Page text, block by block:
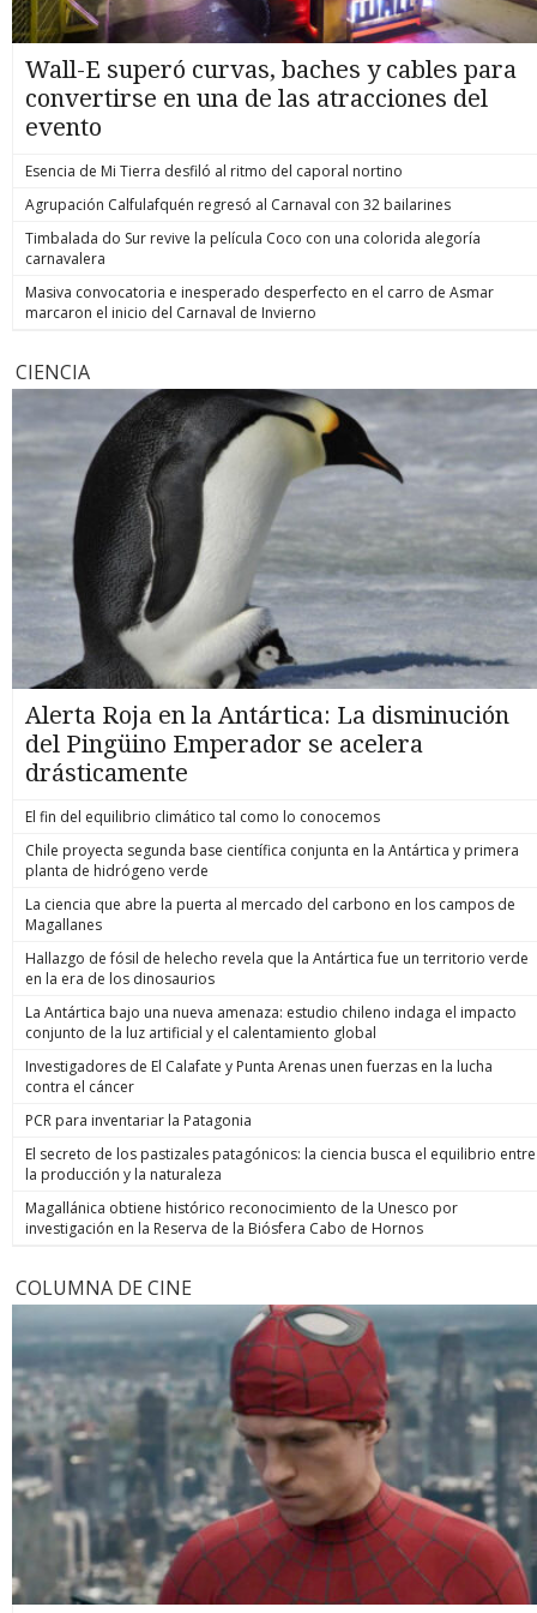
Wall-E superó curvas, baches y cables para
convertirse en una de las atracciones del
evento
Esencia de Mi Tierra desfiló al ritmo del caporal nortino
Agrupación Calfulafquén regresó al Carnaval con 32 bailarines
Timbalada do Sur revive la película Coco con una colorida alegoría
carnavalera
Masiva convocatoria e inesperado desperfecto en el carro de Asmar
marcaron el inicio del Carnaval de Invierno
CIENCIA
Alerta Roja en la Antártica: La disminución
del Pingüino Emperador se acelera
drásticamente
El fin del equilibrio climático tal como lo conocemos
Chile proyecta segunda base científica conjunta en la Antártica y primera
planta de hidrógeno verde
La ciencia que abre la puerta al mercado del carbono en los campos de
Magallanes
Hallazgo de fósil de helecho revela que la Antártica fue un territorio verde
en la era de los dinosaurios
La Antártica bajo una nueva amenaza: estudio chileno indaga el impacto
conjunto de la luz artificial y el calentamiento global
Investigadores de El Calafate y Punta Arenas unen fuerzas en la lucha
contra el cáncer
PCR para inventariar la Patagonia
El secreto de los pastizales patagónicos: la ciencia busca el equilibrio entre
la producción y la naturaleza
Magallánica obtiene histórico reconocimiento de la Unesco por
investigación en la Reserva de la Biósfera Cabo de Hornos
COLUMNA DE CINE